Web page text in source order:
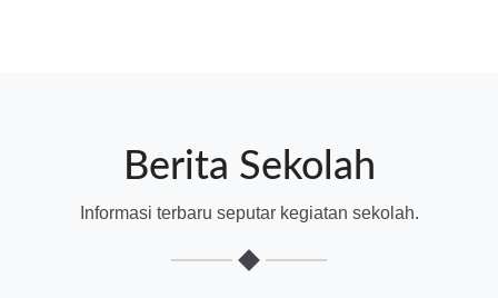
Berita Sekolah
Informasi terbaru seputar kegiatan sekolah.